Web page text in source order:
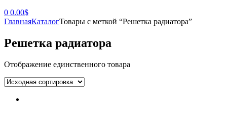
0 0.00$
ГлавнаяКаталогТовары с меткой “Решетка радиатора”
Решетка радиатора
Отображение единственного товара